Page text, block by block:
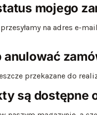
mojego
na adres e-
przekazane do
są dostępne